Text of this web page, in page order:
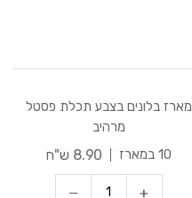
מארז בלונים בצבע תכלת פסטל
מרהיב
10 במארז
8.90 ש"ח